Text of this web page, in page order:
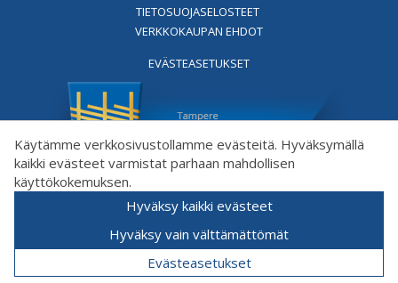
Käytämme verkkosivustollamme evästeitä. Hyväksymällä
kaikki evästeet varmistat parhaan mahdollisen
käyttökokemuksen.
Hyväksy kaikki evästeet
Hyväksy vain välttämättömät
Evästeasetukset
TIETOSUOJASELOSTEET
VERKKOKAUPAN EHDOT
EVÄSTEASETUKSET